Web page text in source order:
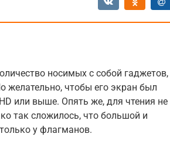
носимых с собой гаджетов,
желательно, чтобы его экран был
или выше. Опять же, для чтения не
так сложилось, что большой и
у флагманов.